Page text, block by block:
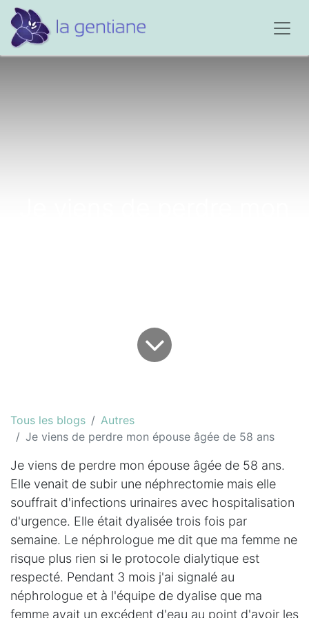
Tous les blogs
Autres
Je viens de perdre mon épouse âgée de 58 ans
Je viens de perdre mon épouse âgée de 58 ans.
Elle venait de subir une néphrectomie mais elle
souffrait d'infections urinaires avec hospitalisation
d'urgence. Elle était dyalisée trois fois par
semaine. Le néphrologue me dit que ma femme ne
risque plus rien si le protocole dialytique est
respecté. Pendant 3 mois j'ai signalé au
néphrologue et à l'équipe de dyalise que ma
femme avait un excédent d'eau au point d'avoir les